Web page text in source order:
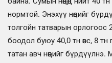
Хууль эрх зүй
Шилэн данс
нормтой. Энэхүү нөөцийг
толгойн татварын орлогоос 27
боодол буюу 40,0 тн өвс, 8
татан авч нөөцийг